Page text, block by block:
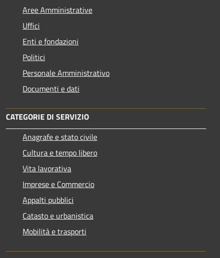
Aree Amministrative
Uffici
Enti e fondazioni
Politici
Personale Amministrativo
Documenti e dati
CATEGORIE DI SERVIZIO
Anagrafe e stato civile
Cultura e tempo libero
Vita lavorativa
Imprese e Commercio
Appalti pubblici
Catasto e urbanistica
Mobilità e trasporti